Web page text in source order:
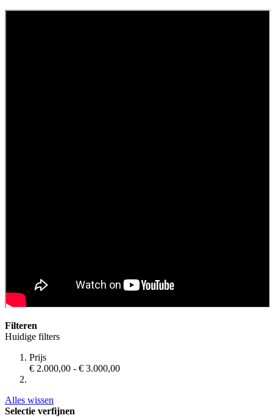
Filteren
Huidige filters
Prijs
€ 2.000,00 - € 3.000,00
Alles wissen
Selectie verfijnen